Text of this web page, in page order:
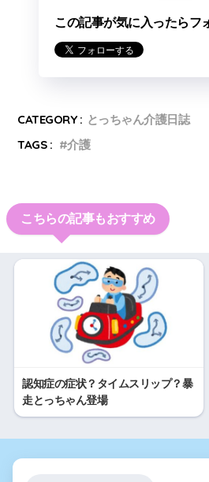
この記事が気に入ったらフ
CATEGORY : とっちゃん介護日誌
TAGS :
介護
こちらの記事もおすすめ
認知症の症状？タイムスリップ？暴
走とっちゃん登場